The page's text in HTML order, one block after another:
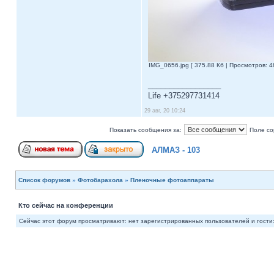
IMG_0656.jpg [ 375.88 Кб | Просмотров:
Life +375297731414
29 авг, 20 10:24
Показать сообщения за: Поле
АЛМАЗ - 103
Список форумов » Фотобарахола » Пленочные фотоаппараты
Кто сейчас на конференции
Сейчас этот форум просматривают: нет зарегистрированных пользователей и